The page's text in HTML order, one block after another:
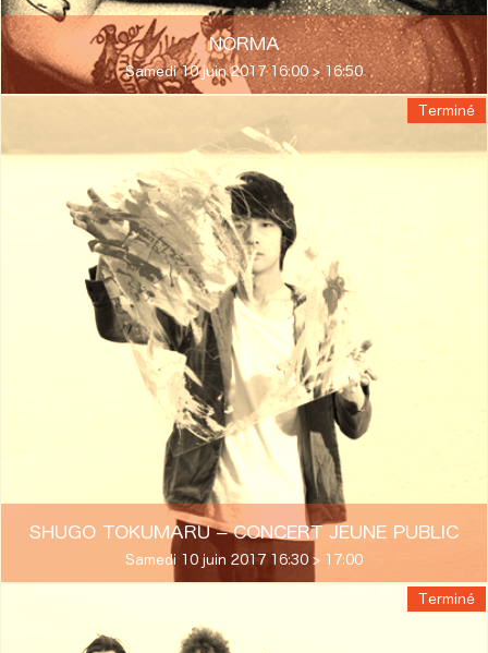
NORMA
Samedi 10 juin 2017 16:00 > 16:50
Terminé
SHUGO TOKUMARU – CONCERT JEUNE PUBLIC
Samedi 10 juin 2017 16:30 > 17:00
Terminé